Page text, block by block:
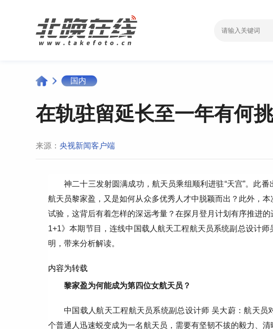
国内
在轨驻留延长至一年有何
来源： 央视新闻客户端
神二十三发射圆满成功，航天员乘组顺利进驻“天宫”。此
航天员黎家盈，又是如何从众多优秀人才中脱颖而出？此外，
试验，这背后有着怎样的深远考量？在探月登月计划有序推进
1+1》本期节目，连线中国载人航天工程航天员系统副总设计
明，带来分析解读。
内容为转载
黎家盈为何能成为第四位女航天员？
中国载人航天工程航天员系统副总设计师 吴大蔚：航天员
个普通人迅速蜕变成为一名航天员，需要有坚韧不拔的毅力、